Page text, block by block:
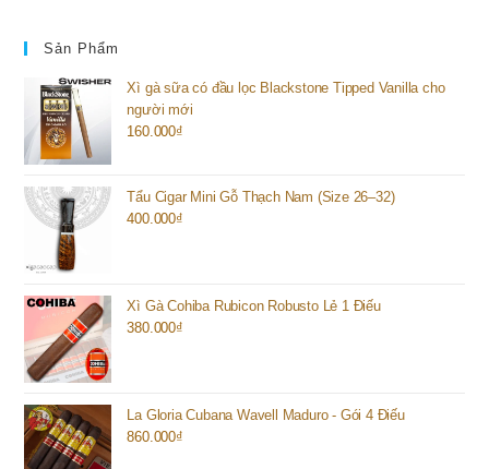
Sản Phẩm
Xì gà sữa có đầu lọc Blackstone Tipped Vanilla cho
người mới
160.000₫
Tẩu Cigar Mini Gỗ Thạch Nam (Size 26–32)
400.000₫
Xì Gà Cohiba Rubicon Robusto Lẻ 1 Điếu
380.000₫
La Gloria Cubana Wavell Maduro - Gói 4 Điếu
860.000₫